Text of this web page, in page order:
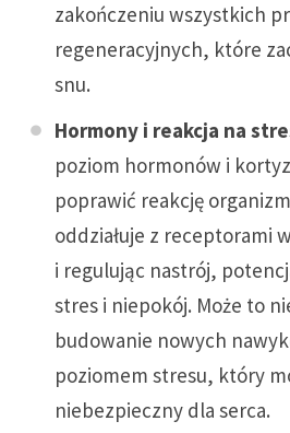
zakończeniu wszystkich
regeneracyjnych, które
snu.
Hormony i reakcja na
poziom hormonów i
poprawić reakcję
oddziałuje z receptorami
i regulując nastrój,
stres i niepokój. Może to
budowanie nowych
poziomem stresu, który
niebezpieczny dla serca.